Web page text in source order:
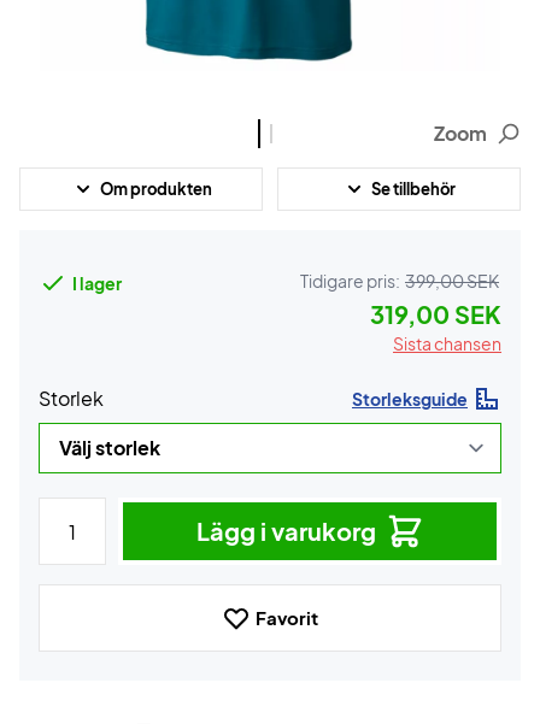
Zoom
Om produkten Se tillbehör
I lager Tidigare pris: 399,00 SEK
319,00 SEK
Sista chansen
Storlek Storleksguide
Lägg i varukorg
Favorit